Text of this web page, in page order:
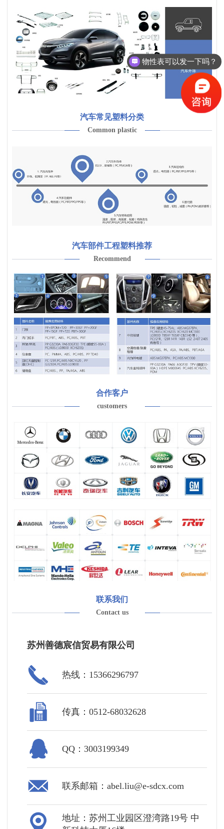
汽车常见塑料分类
Common plastic
汽车部件工程塑料推荐
Recommend
合作客户
customers
联系我们
Contact us
苏州善德宸信贸易有限公司
热线：15366296797
传真：0512-68032628
QQ：3003199349
联系邮箱：abel.liu@e-sdcx.com
地址：苏州工业园区澄湾路19号 中
物性表可以发一下吗？